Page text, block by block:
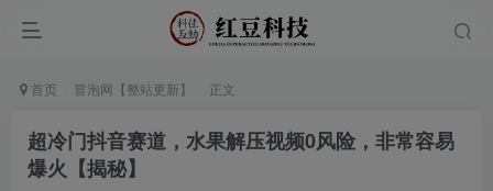
首页 冒泡网【整站更新】 正文
超冷门抖音赛道，水果解压视频0风险，非常容易
爆火【揭秘】